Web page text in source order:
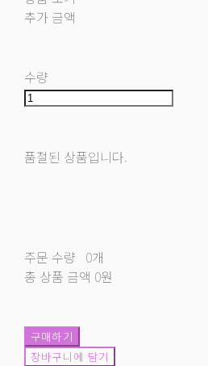
추가 금액
수량
품절된 상품입니다.
주문 수량 0개
총 상품 금액 0원
구매하기
장바구니에 담기